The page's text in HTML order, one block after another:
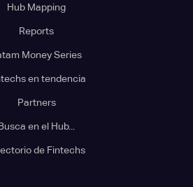
Hub Mapping
Reports
Money Series
en tendencia
Partners
en el Hub...
de Fintechs